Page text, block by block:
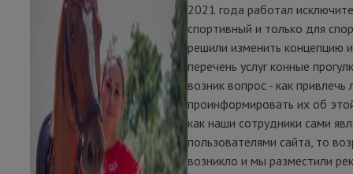
2021 года работал
спортивный и только для
решили изменить концепцию
перечень услуг конные
возник вопрос - как привлечь
проинформировать их об
как наши сотрудники сами
пользователями сайта, то
возникло и мы разместили